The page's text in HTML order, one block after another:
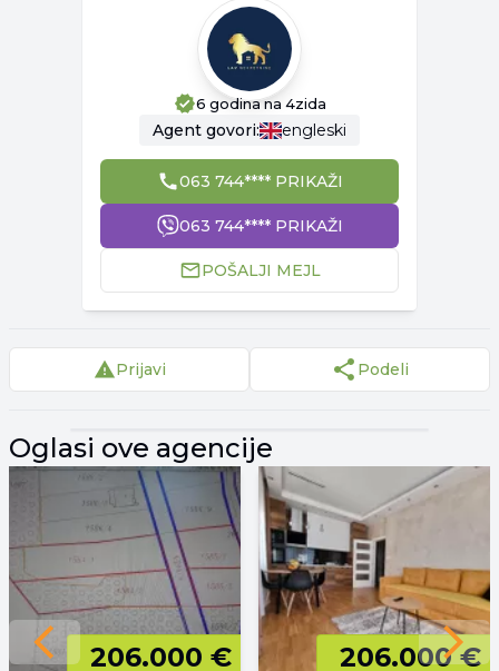
6 godinana 4zida
Agent govori: engleski
063 744**** PRIKAŽI
063 744**** PRIKAŽI
POŠALJI MEJL
Prijavi Podeli
Oglasi ove agencije
206.000 € 206.000 €
Previous slide Next